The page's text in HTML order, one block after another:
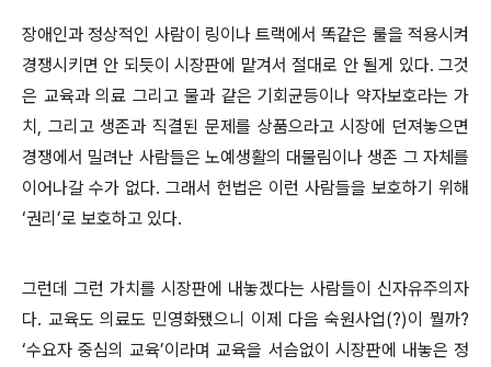
장애인과 정상적인 사람이 링이나 트랙에서 똑같은 룰을 적용시켜
경쟁시키면 안 되듯이 시장판에 맡겨서 절대로 안 될게 있다. 그것
은 교육과 의료 그리고 물과 같은 기회균등이나 약자보호라는 가
치, 그리고 생존과 직결된 문제를 상품으라고 시장에 던져놓으면
경쟁에서 밀려난 사람들은 노예생활의 대물림이나 생존 그 자체를
이어나갈 수가 없다. 그래서 헌법은 이런 사람들을 보호하기 위해
‘권리’로 보호하고 있다.
그런데 그런 가치를 시장판에 내놓겠다는 사람들이 신자유주의자
다. 교육도 의료도 민영화됐으니 이제 다음 숙원사업(?)이 뭘까?
‘수요자 중심의 교육’이라며 교육을 서슴없이 시장판에 내놓은 정